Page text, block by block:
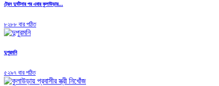
ট্রেন দুর্ঘটনার পর এবার কুলাউড়ায়...
৮২৮৮ বার পঠিত
দুপুরমনি
৫২৯৭ বার পঠিত